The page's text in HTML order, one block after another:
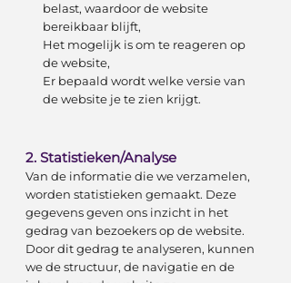
belast, waardoor de website
bereikbaar blijft,
Het mogelijk is om te reageren op
de website,
Er bepaald wordt welke versie van
de website je te zien krijgt.
2. Statistieken/Analyse
Van de informatie die we verzamelen,
worden statistieken gemaakt. Deze
gegevens geven ons inzicht in het
gedrag van bezoekers op de website.
Door dit gedrag te analyseren, kunnen
we de structuur, de navigatie en de